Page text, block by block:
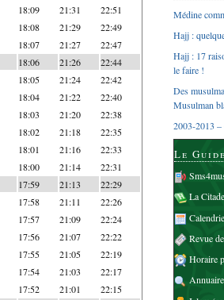
18:09 21:31 22:51
18:08 21:29 22:49
18:07 21:27 22:47
18:06 21:26 22:44
18:05 21:24 22:42
18:04 21:22 22:40
18:03 21:20 22:38
18:02 21:18 22:35
18:01 21:16 22:33
18:00 21:14 22:31
17:59 21:13 22:29
17:58 21:11 22:26
17:57 21:09 22:24
17:56 21:07 22:22
17:55 21:05 22:19
17:54 21:03 22:17
17:52 21:01 22:15
Médine
Hajj :
Hajj : 17
le faire !
Des
Musulman
2003-2013 –
Le
La
Revue
Horaire